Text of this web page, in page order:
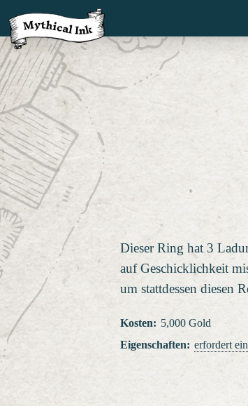
Dieser Ring hat 3
auf Geschicklichkeit
um stattdessen diesen
Kosten: 5,000 Gold
Eigenschaften: erfordert